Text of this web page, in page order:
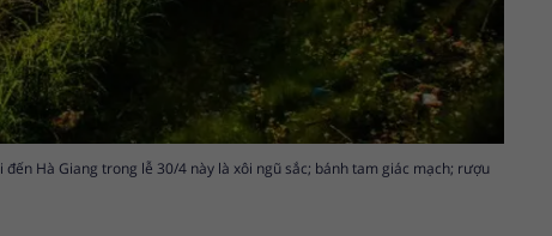
Hà Giang trong lễ 30/4 này là xôi ngũ sắc; bánh tam giác mạch; rượu